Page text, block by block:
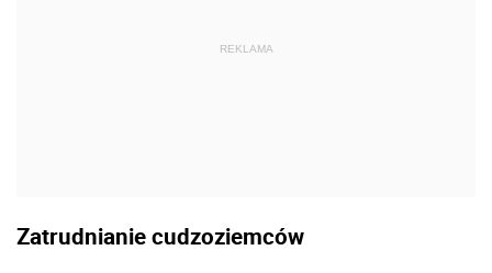
REKLAMA
Zatrudnianie cudzoziemców